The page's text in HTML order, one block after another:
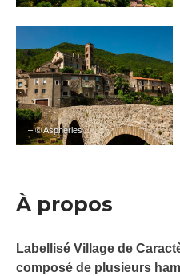
– © Aspheries
À propos
Labellisé Village de
composé de plusieurs